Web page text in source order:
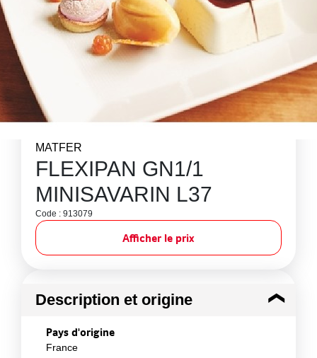
MATFER
FLEXIPAN GN1/1
MINISAVARIN L37
Code : 913079
Afficher le prix
Description et origine
Pays d'origine
France